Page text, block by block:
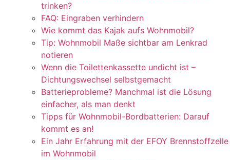
trinken?
FAQ: Eingraben verhindern
Wie kommt das Kajak aufs Wohnmobil?
Tip: Wohnmobil Maße sichtbar am Lenkrad
notieren
Wenn die Toilettenkassette undicht ist –
Dichtungswechsel selbstgemacht
Batterieprobleme? Manchmal ist die Lösung
einfacher, als man denkt
Tipps für Wohnmobil-Bordbatterien: Darauf
kommt es an!
Ein Jahr Erfahrung mit der EFOY Brennstoffzelle
im Wohnmobil